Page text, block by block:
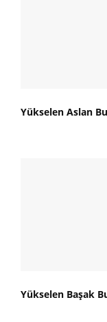
Yükselen Aslan
Yükselen Başak